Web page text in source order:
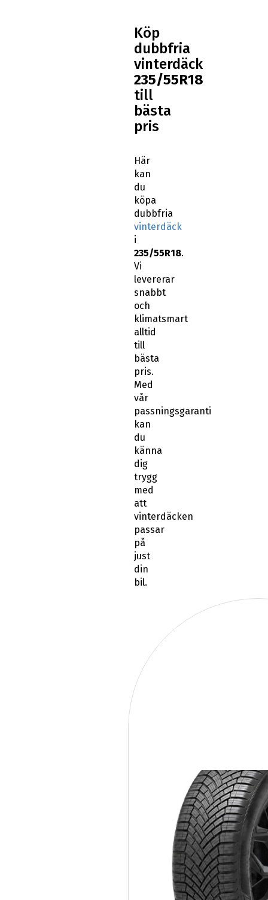
Köp
dubbfria
vinterdäck
235/55R18
till
bästa
pris
Här
kan
du
köpa
dubbfria
vinterdäck
i
235/55R18.
Vi
levererar
snabbt
och
klimatsmart
alltid
till
bästa
pris.
Med
vår
passningsgaranti
kan
du
känna
dig
trygg
med
att
vinterdäcken
passar
på
just
din
bil.